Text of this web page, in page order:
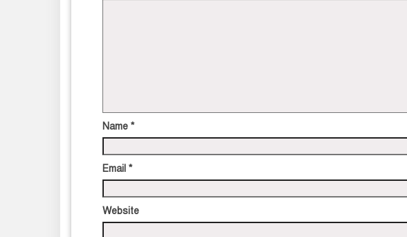
Name *
Email *
Website